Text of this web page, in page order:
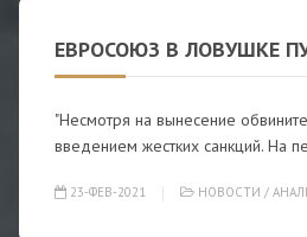
ЕВРОСОЮЗ В ЛОВУШКЕ
"Несмотря на вынесение
введением жестких санкций. На
23-ФЕВ-2021 НОВОСТИ /